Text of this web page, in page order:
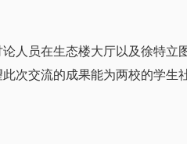
员在生态楼大厅以及徐特立
次交流的成果能为两校的学生